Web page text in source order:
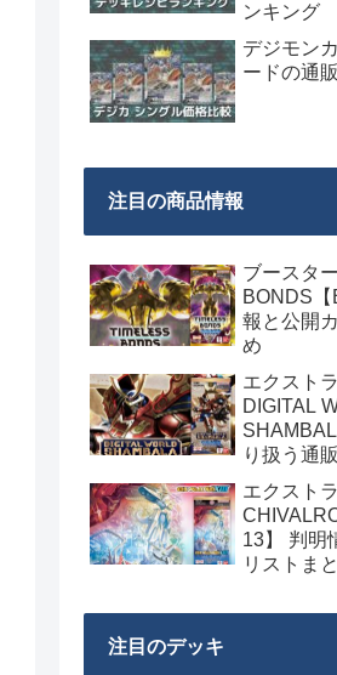
ンキング
デジモン
ードの通
注目の商品情報
ブースタ
BONDS
報と公開
め
エクスト
DIGITAL
り扱う通
エクスト
13】 判明
リストま
注目のデッキ